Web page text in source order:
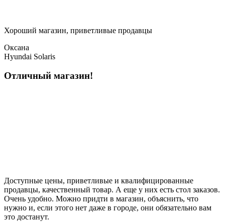
Хороший магазин, приветливые продавцы
Оксана
Hyundai Solaris
Отличный магазин!
Доступные цены, приветливые и квалифицированные
продавцы, качественный товар. А еще у них есть стол заказов.
Очень удобно. Можно придти в магазин, объяснить, что
нужно и, если этого нет даже в городе, они обязательно вам
это достанут.